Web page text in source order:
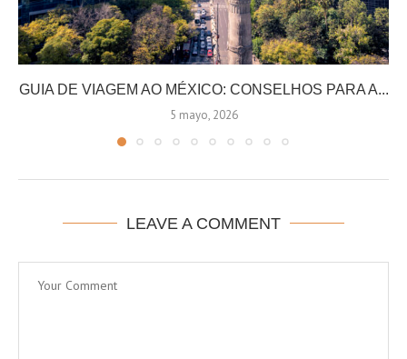
GUIA DE VIAGEM AO MÉXICO: CONSELHOS PARA A...
5 mayo, 2026
LEAVE A COMMENT